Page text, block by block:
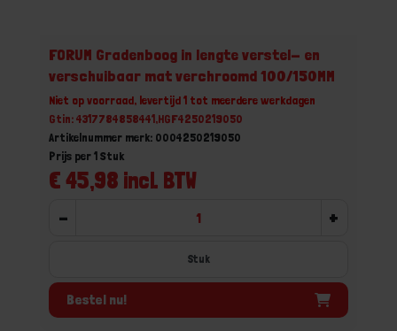
FORUM Gradenboog in lengte verstel- en
verschuibaar mat verchroomd 100/150MM
Niet op voorraad, levertijd 1 tot meerdere werkdagen
Gtin: 4317784858441,HGF4250219050
Artikelnummer merk: 0004250219050
€ 45,98 incl. BTW
Prijs per 1 Stuk
- +
Stuk
Bestel nu!